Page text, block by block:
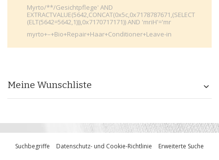
Myrto/**/Gesichtpflege' AND
EXTRACTVALUE(5642,CONCAT(0x5c,0x7178787671,(SELECT
(ELT(5642=5642,1))),0x7170717171)) AND 'mriH'='mr
myrto+–+Bio+Repair+Haar+Conditioner+Leave-in
Meine Wunschliste
Suchbegriffe Datenschutz- und Cookie-Richtlinie Erweiterte Suche